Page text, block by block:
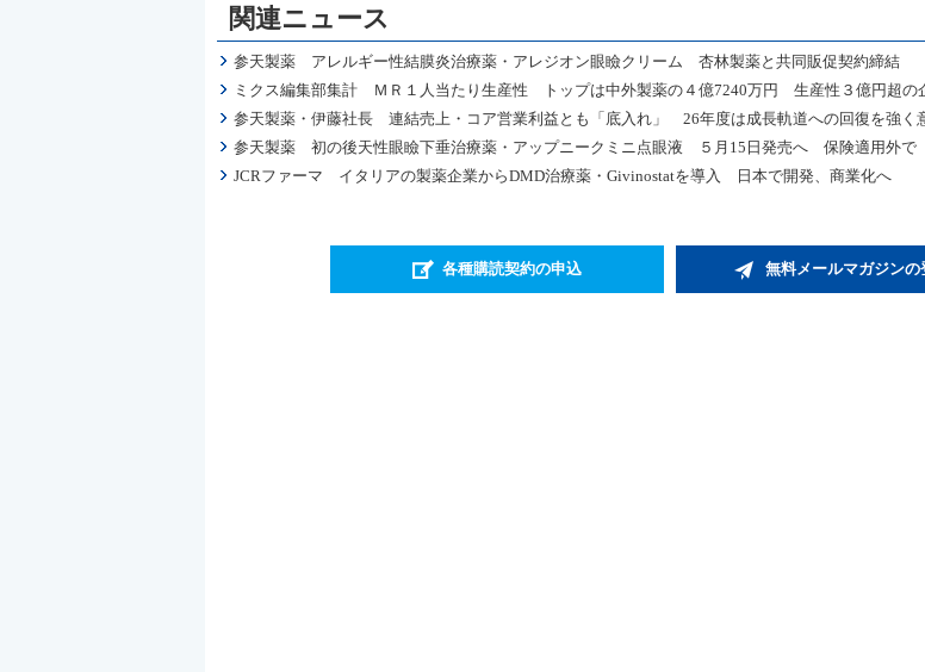
関連ニュース
参天製薬 アレルギー性結膜炎治療薬・アレジオン眼瞼クリーム 杏林製薬と共同販促契約締結
ミクス編集部集計 ＭＲ１人当たり生産性 トップは中外製薬の４億7240万円 生産性３億円超の
参天製薬・伊藤社長 連結売上・コア営業利益とも「底入れ」 26年度は成長軌道への回復を強く
参天製薬 初の後天性眼瞼下垂治療薬・アップニークミニ点眼液 ５月15日発売へ 保険適用外で
JCRファーマ イタリアの製薬企業からDMD治療薬・Givinostatを導入 日本で開発、商業化へ
各種購読契約の申込 無料メールマガジンの